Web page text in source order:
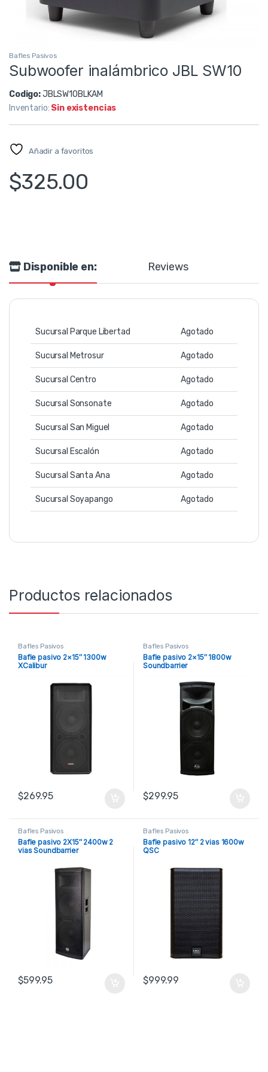
Bafles Pasivos
Subwoofer inalámbrico JBL SW10
Codigo:JBLSW10BLKAM
Inventario: Sin existencias
Añadir a favoritos
$325.00
Disponible en: Reviews
Sucursal Parque Libertad Agotado
Sucursal Metrosur Agotado
Sucursal Centro Agotado
Sucursal Sonsonate Agotado
Sucursal San Miguel Agotado
Sucursal Escalón Agotado
Sucursal Santa Ana Agotado
Sucursal Soyapango Agotado
Productos relacionados
Bafles Pasivos
Bafle pasivo 2×15″ 1300w
XCalibur
$269.95
Bafles Pasivos
Bafle pasivo 2×15″ 1800w
Soundbarrier
$299.95
Bafles Pasivos
Bafle pasivo 2X15″ 2400w 2
vias Soundbarrier
$599.95
Bafles Pasivos
Bafle pasivo 12″ 2 vias 1600w
QSC
$999.99